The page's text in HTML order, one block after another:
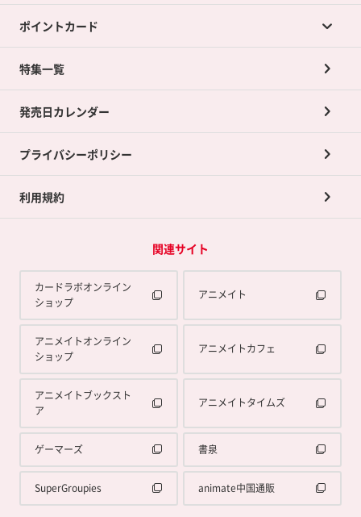
店舗買取について
ネット買取について
買取承諾書について
ポイントカード
ポイントカードTOP
ポイント交換景品
特集一覧
発売日カレンダー
プライバシーポリシー
利用規約
関連サイト
カードラボオンライン
ショップ
アニメイト
アニメイトオンライン
ショップ
アニメイトカフェ
アニメイトブックスト
ア
アニメイトタイムズ
ゲーマーズ 書泉
SuperGroupies animate中国通販